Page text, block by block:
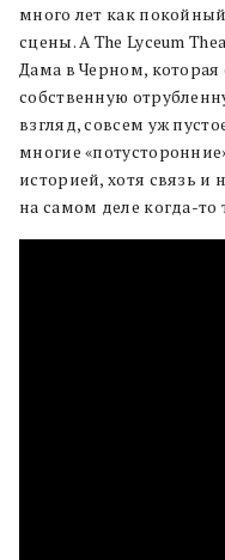
много лет как
сцены. А The Lyceum
Дама в Черном,
собственную
взгляд, совсем уж
многие
историей, хотя связь и
на самом деле когда-то